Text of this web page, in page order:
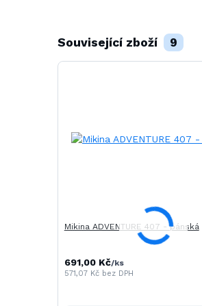
Související zboží 9
Mikina ADVENTURE 407 - pánská
691,00 Kč/ks
571,07 Kč bez DPH